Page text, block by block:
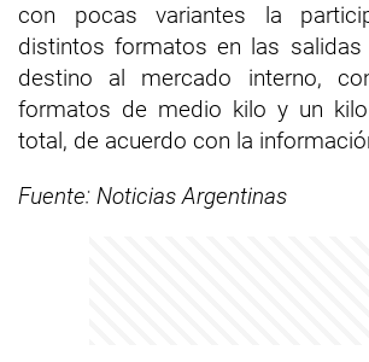
con pocas variantes la
distintos formatos en las
destino al mercado interno,
formatos de medio kilo y un
total, de acuerdo con la
Fuente: Noticias Argentinas